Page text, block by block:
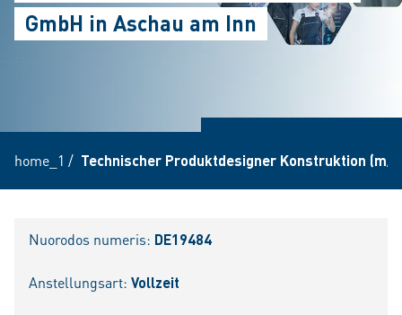
GmbH in Aschau am Inn
home_1 / Technischer Produktdesigner Konstruktion (m/
Nuorodos numeris: DE19484
Anstellungsart: Vollzeit